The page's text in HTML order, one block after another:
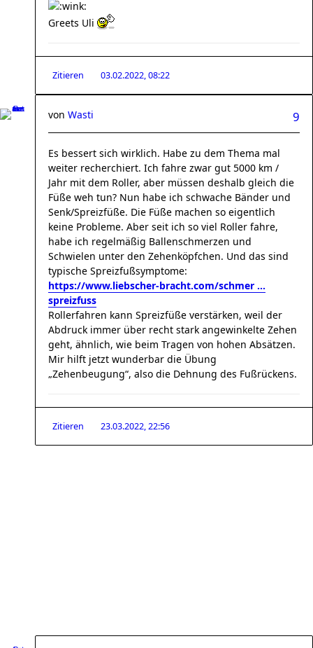
Greets Uli
Zitieren 03.02.2022, 08:22
9
von Wasti
Es bessert sich wirklich. Habe zu dem Thema mal
weiter recherchiert. Ich fahre zwar gut 5000 km /
Jahr mit dem Roller, aber müssen deshalb gleich die
Füße weh tun? Nun habe ich schwache Bänder und
Senk/Spreizfüße. Die Füße machen so eigentlich
keine Probleme. Aber seit ich so viel Roller fahre,
habe ich regelmäßig Ballenschmerzen und
Schwielen unter den Zehenköpfchen. Und das sind
typische Spreizfußsymptome:
https://www.liebscher-bracht.com/schmer ...
spreizfuss
Rollerfahren kann Spreizfüße verstärken, weil der
Abdruck immer über recht stark angewinkelte Zehen
geht, ähnlich, wie beim Tragen von hohen Absätzen.
Mir hilft jetzt wunderbar die Übung
„Zehenbeugung“, also die Dehnung des Fußrückens.
Zitieren 23.03.2022, 22:56